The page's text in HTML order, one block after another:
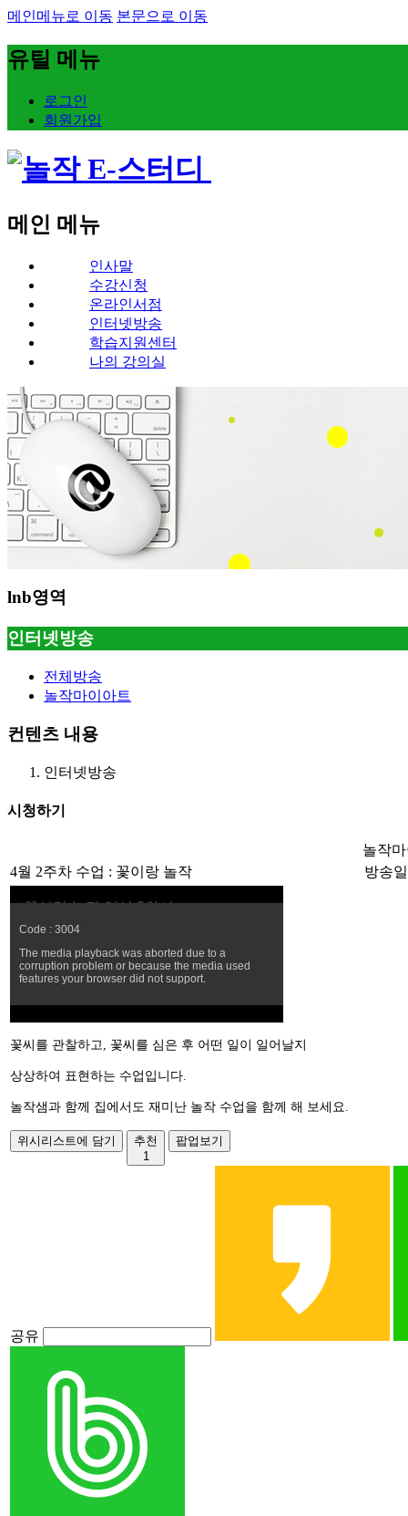
메인메뉴로 이동 본문으로 이동
유틸 메뉴
로그인
회원가입
메인 메뉴
인사말
수강신청
온라인서점
인터넷방송
학습지원센터
나의 강의실
lnb영역
인터넷방송
전체방송
놀작마이아트
컨텐츠 내용
인터넷방송
시청하기
놀작
4월 2주차 수업 : 꽃이랑 놀작
방송
꽃씨를 관찰하고, 꽃씨를 심은 후 어떤 일이 일어날지
상상하여 표현하는 수업입니다.
놀작샘과 함께 집에서도 재미난 놀작 수업을 함께 해 보세요.
위시리스트에 담기
추천
1
팝업보기
공유